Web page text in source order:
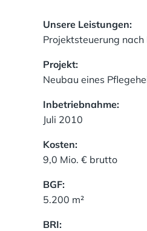
Unsere Leistungen:
Projektsteuerung
Projekt:
Neubau eines
Inbetriebnahme:
Juli 2010
Kosten:
9,0 Mio. € brutto
BGF:
5.200 m²
BRI: